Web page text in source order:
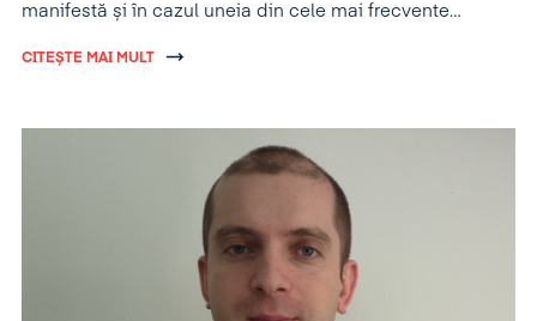
manifestă și în cazul uneia din cele mai frecvente
respectiv demisia.
CITEȘTE MAI MULT